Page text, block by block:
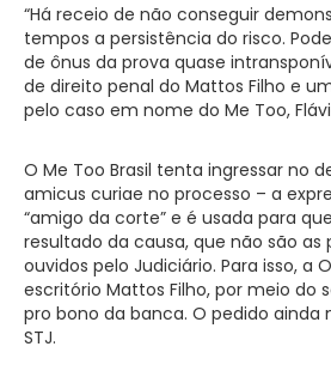
“Há receio de não conseguir
tempos a persistência do risco.
de ônus da prova quase
de direito penal do Mattos Filho e
pelo caso em nome do Me Too,
O Me Too Brasil tenta ingressar no
amicus curiae no processo – a
“amigo da corte” e é usada para
resultado da causa, que não são as
ouvidos pelo Judiciário. Para isso, a
escritório Mattos Filho, por meio do
pro bono da banca. O pedido ainda
STJ.